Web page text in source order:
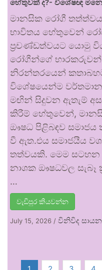
හේතුවක් ද?- විශේෂඥ
මානසික රෝගී
භාවිතය හේතුවෙන්
ප්‍රචණ්ඩත්වයට යොමු
රෝගීන්ගේ භාරකරුවන්
නිරන්තරයෙන්
විශේෂයෙන්ම
මඟින් සිදුවන ඇතැම්
කිරීම් හේතුවෙන්,
ඖෂධ පිළිබඳව
වී ඇත.එය සමාජයීය
තත්වයකි. මෙම සටහන
නාශක ඖෂධවල සැබෑ
…
වැඩිපුර කියවන්න
July 15, 2026 / විනිවිද